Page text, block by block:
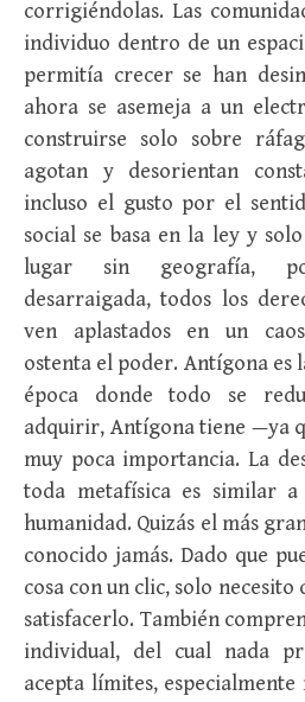
corrigiéndolas. Las
individuo dentro de un
permitía crecer se han
ahora se asemeja a un
construirse solo sobre
agotan y desorientan
incluso el gusto por el
social se basa en la ley y
lugar sin geografía,
desarraigada, todos los
ven aplastados en un
ostenta el poder. Antígona es
época donde todo se
adquirir, Antígona tiene —ya
muy poca importancia. La
toda metafísica es similar
humanidad. Quizás el más
conocido jamás. Dado que
cosa con un clic, solo
satisfacerlo. También
individual, del cual nada
acepta límites,